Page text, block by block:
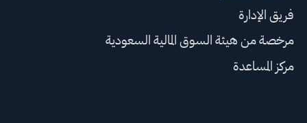
فريق الإدارة
مرخصة من هيئة السوق المالية السعودية
مركز المساعدة